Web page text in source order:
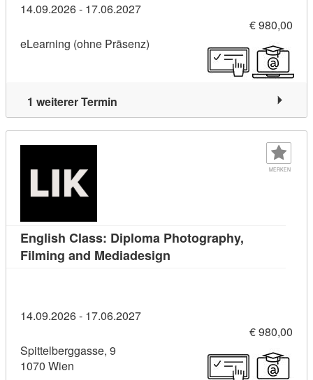
14.09.2026 - 17.06.2027
€ 980,00
eLearning (ohne Präsenz)
1 weiterer Termin
MERKEN
English Class: Diploma Photography,
Filming and Mediadesign
14.09.2026 - 17.06.2027
€ 980,00
Spittelberggasse, 9
1070 Wien